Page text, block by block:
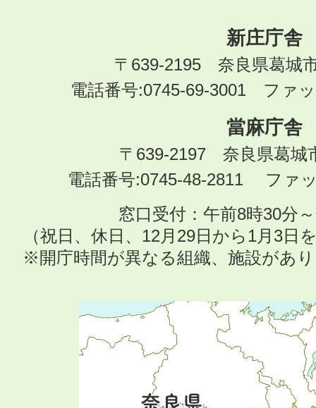
新庄庁舎
〒639-2195 奈良県葛城
電話番号:0745-69-3001 ファ
當麻庁舎
〒639-2197 奈良県葛城
電話番号:0745-48-2811 ファ
窓口受付：午前8時30分
（祝日、休日、12月29日から1月3日
※開庁時間が異なる組織、施設があ